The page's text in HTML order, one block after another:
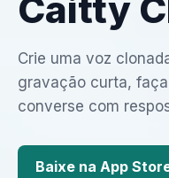
Caitty
Crie uma voz
gravação curta,
converse com
Baixe na App